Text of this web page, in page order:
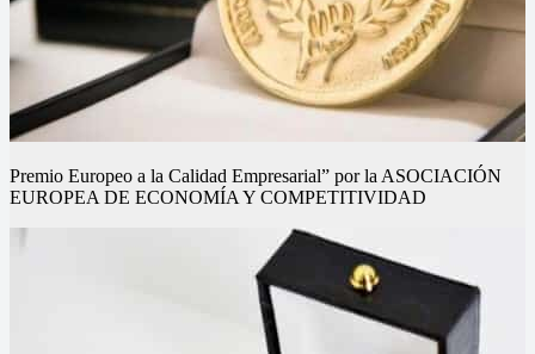
Premio Europeo a la Calidad Empresarial” por la ASOCIACIÓN
EUROPEA DE ECONOMÍA Y COMPETITIVIDAD